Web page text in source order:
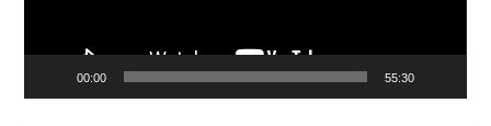
00:00 55:30